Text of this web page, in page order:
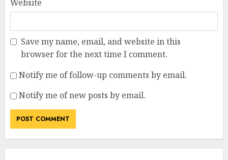
Website
Save my name, email, and website in this
browser for the next time I comment.
Notify me of follow-up comments by email.
Notify me of new posts by email.